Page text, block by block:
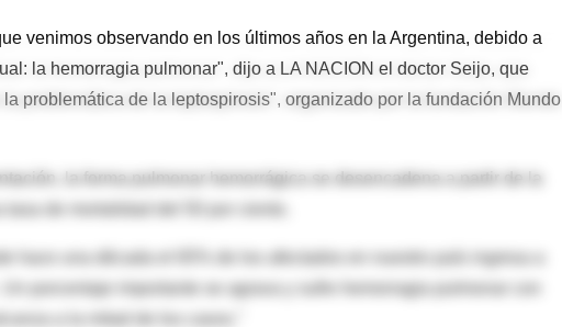
venimos observando en los últimos años en la Argentina, debido a
la hemorragia pulmonar", dijo a LA NACION el doctor Seijo, que
problemática de la leptospirosis", organizado por la fundación Mundo
la forma pulmonar hemorrágica se desencadena a partir de la
de mortalidad del 50 por ciento.
hace una década el 65% de los afectados en nuestro país ingresa a
porcentaje importante se agrava y sufre hemorragia pulmonar con